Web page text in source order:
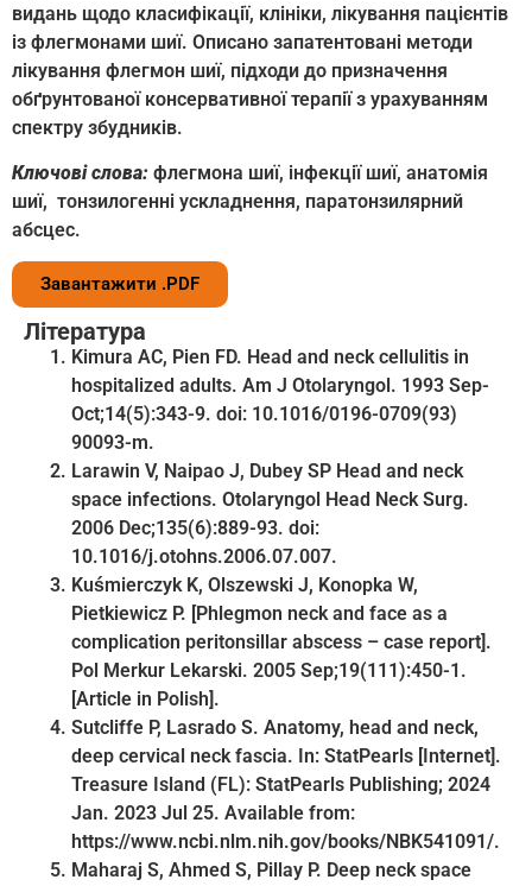
видань щодо класифікації, клініки, лікування пацієнтів
із флегмонами шиї. Описано запатентовані методи
лікування флегмон шиї, підходи до призначення
обґрунтованої консервативної терапії з урахуванням
спектру збудників.
Ключові слова: флегмона шиї, інфекції шиї, анатомія
шиї, тонзилогенні ускладнення, паратонзилярний
абсцес.
Завантажити .PDF
Література
Kimura AC, Pien FD. Head and neck cellulitis in
hospitalized adults. Am J Otolaryngol. 1993 Sep-
Oct;14(5):343-9. doi: 10.1016/0196-0709(93)
90093-m.
Larawin V, Naipao J, Dubey SP Head and neck
space infections. Otolaryngol Head Neck Surg.
2006 Dec;135(6):889-93. doi:
10.1016/j.otohns.2006.07.007.
Kuśmierczyk K, Olszewski J, Konopka W,
Pietkiewicz P. [Phlegmon neck and face as a
complication peritonsillar abscess – case report].
Pol Merkur Lekarski. 2005 Sep;19(111):450-1.
[Article in Polish].
Sutcliffe P, Lasrado S. Anatomy, head and neck,
deep cervical neck fascia. In: StatPearls [Internet].
Treasure Island (FL): StatPearls Publishing; 2024
Jan. 2023 Jul 25. Available from:
https://www.ncbi.nlm.nih.gov/books/NBK541091/.
Maharaj S, Ahmed S, Pillay P. Deep neck space